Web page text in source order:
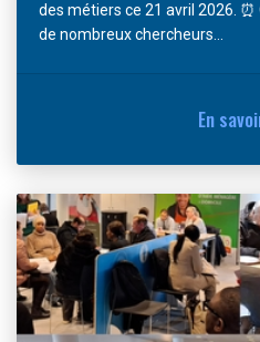
des métiers ce 21 avril 2026.
de nombreux chercheurs...
En